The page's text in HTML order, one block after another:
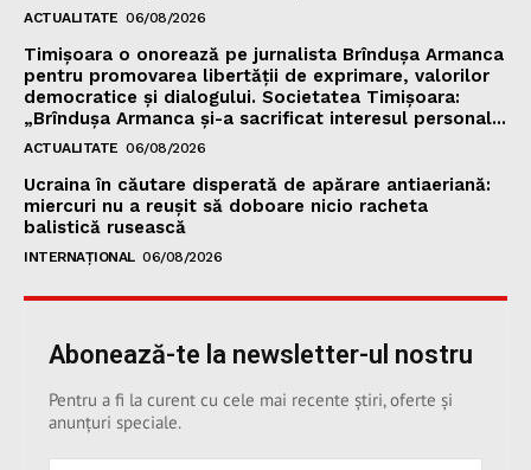
ACTUALITATE 06/08/2026
Timișoara o onorează pe jurnalista Brîndușa Armanca
pentru promovarea libertății de exprimare, valorilor
democratice și dialogului. Societatea Timișoara:
„Brîndușa Armanca și-a sacrificat interesul personal...
ACTUALITATE 06/08/2026
Ucraina în căutare disperată de apărare antiaeriană:
miercuri nu a reușit să doboare nicio racheta
balistică rusească
INTERNAȚIONAL 06/08/2026
Abonează-te la newsletter-ul nostru
Pentru a fi la curent cu cele mai recente știri, oferte și
anunțuri speciale.